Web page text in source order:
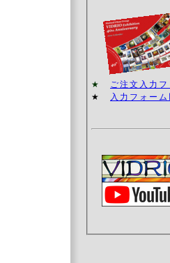
★ ご注文入
★
入力フォー